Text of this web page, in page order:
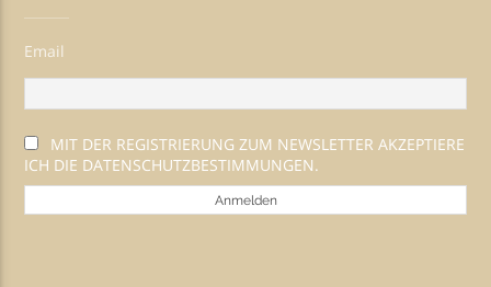
Email
MIT DER REGISTRIERUNG ZUM NEWSLETTER AKZEPTIERE
ICH DIE DATENSCHUTZBESTIMMUNGEN.